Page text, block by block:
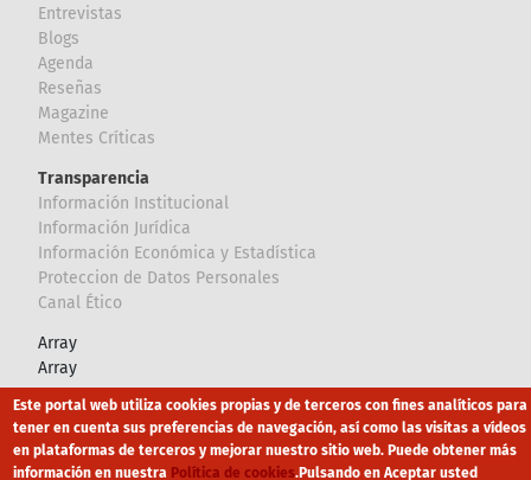
Entrevistas
Blogs
Agenda
Reseñas
Magazine
Mentes Críticas
Transparencia
Información Institucional
Información Jurídica
Información Económica y Estadística
Proteccion de Datos Personales
Canal Ético
Array
Array
Footer Canal Ético eduroam Mapa Web
Política privacidad Política de cookies Aviso legal
Este portal web utiliza cookies propias y de terceros con fines analíticos para
tener en cuenta sus preferencias de navegación, así como las visitas a vídeos
en plataformas de terceros y mejorar nuestro sitio web. Puede obtener más
información en nuestra Política de cookies.Pulsando en Aceptar usted